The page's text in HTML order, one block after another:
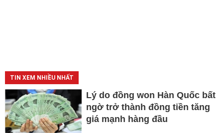
TIN XEM NHIỀU NHẤT
Lý do đồng won Hàn Quốc bất
ngờ trở thành đồng tiền tăng
giá mạnh hàng đầu